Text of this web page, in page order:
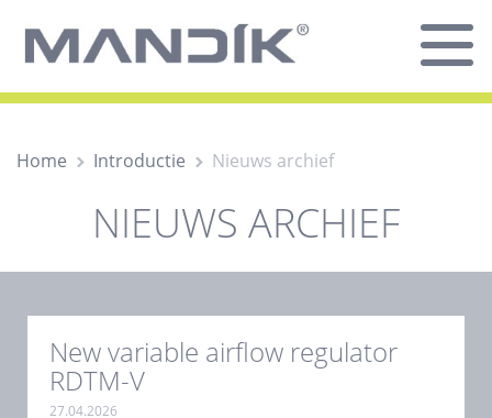
Home Introductie Nieuws archief
NIEUWS ARCHIEF
New variable airflow regulator
RDTM-V
27.04.2026